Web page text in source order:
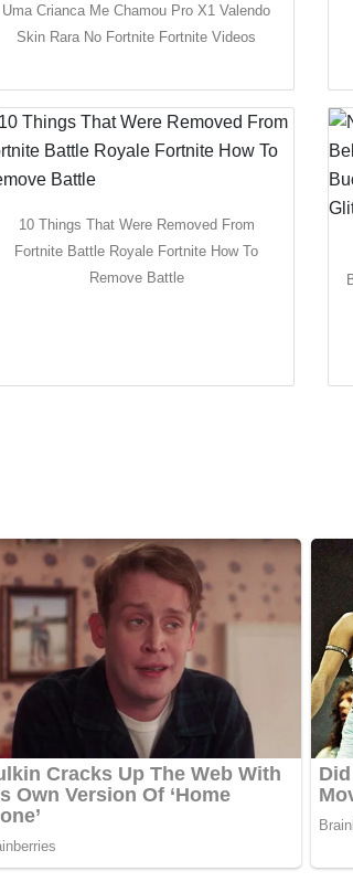
Uma Crianca Me Chamou Pro X1 Valendo
Skin Rara No Fortnite Fortnite Videos
10 Things That Were Removed From
Fortnite Battle Royale Fortnite How To
Remove Battle